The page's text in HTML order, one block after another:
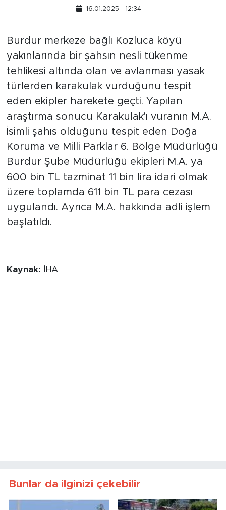
16.01.2025 - 12:34
Burdur merkeze bağlı Kozluca köyü
yakınlarında bir şahsın nesli tükenme
tehlikesi altında olan ve avlanması yasak
türlerden karakulak vurduğunu tespit
eden ekipler harekete geçti. Yapılan
araştırma sonucu Karakulak'ı vuranın M.A.
İsimli şahıs olduğunu tespit eden Doğa
Koruma ve Milli Parklar 6. Bölge Müdürlüğü
Burdur Şube Müdürlüğü ekipleri M.A. ya
600 bin TL tazminat 11 bin lira idari olmak
üzere toplamda 611 bin TL para cezası
uygulandı. Ayrıca M.A. hakkında adli işlem
başlatıldı.
Kaynak: İHA
Bunlar da ilginizi çekebilir